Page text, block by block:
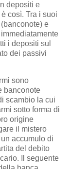
depositi e
così. Tra i suoi
e
i depositi sul
dei passivi
sono
banconote
scambio la cui
sotto forma di
origine
il mistero
accumulo di
del debito
Il seguente